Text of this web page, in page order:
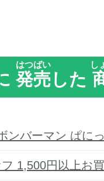
発売
はつばい
した
し
ンバーマン ぱに
1,500円以上お